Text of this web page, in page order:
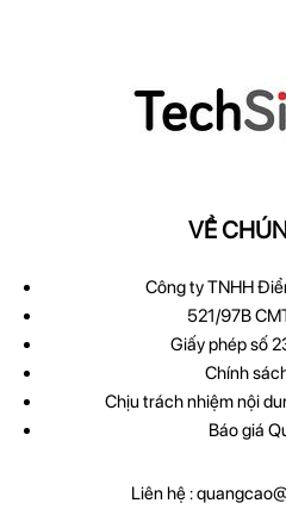
VỀ
Công ty TNHH
521/97B
Giấy phép số
Chính
Chịu trách nhiệm nội
Báo giá
Liên hệ :